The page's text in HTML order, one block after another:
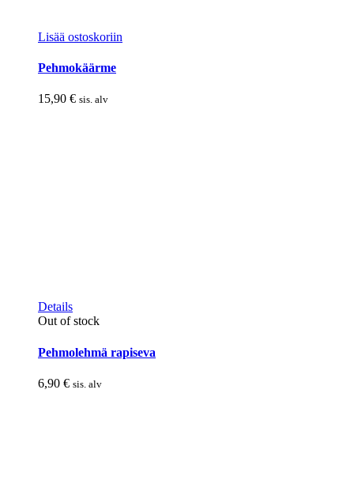
Lisää ostoskoriin
Pehmokäärme
15,90 € sis. alv
Details
Out of stock
Pehmolehmä rapiseva
6,90 € sis. alv